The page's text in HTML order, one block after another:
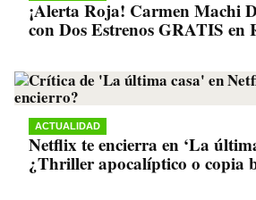
¡Alerta Roja! Carmen Machi
con Dos Estrenos GRATIS en
ACTUALIDAD
Netflix te encierra en ‘La
¿Thriller apocalíptico o copia